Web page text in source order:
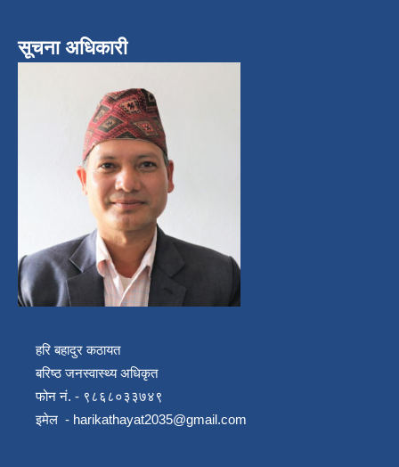
सूचना अधिकारी
हरि बहादुर कठायत
बरिष्ठ जनस्वास्थ्य अधिकृत
फोन नं. - ९८६८०३३७४९
इमेल - harikathayat2035@gmail.com